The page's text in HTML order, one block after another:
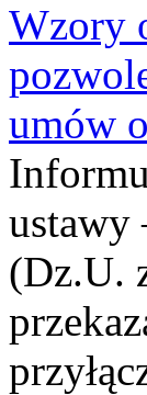
Wzory
umów
ustawy
(Dz.U.